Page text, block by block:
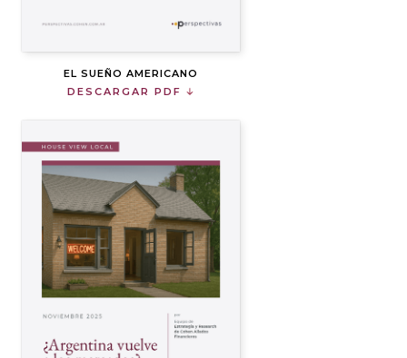
EL SUEÑO AMERICANO
DESCARGAR PDF